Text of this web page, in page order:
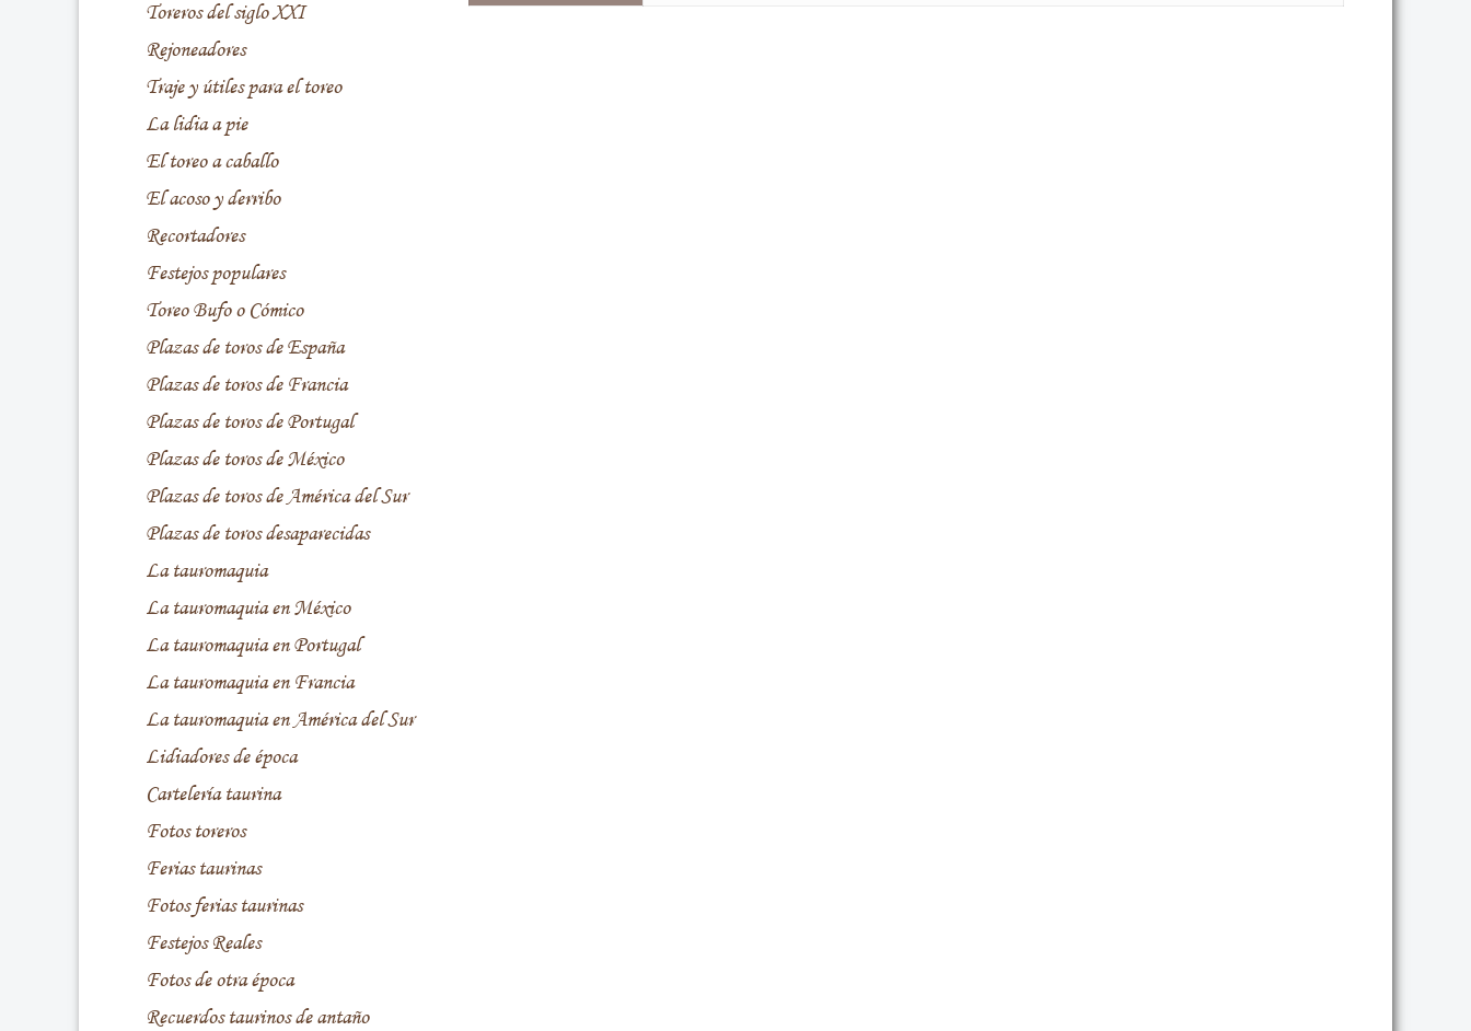
Toreros del siglo XXI
Rejoneadores
Traje y útiles para el toreo
La lidia a pie
El toreo a caballo
El acoso y derribo
Recortadores
Festejos populares
Toreo Bufo o Cómico
Plazas de toros de España
Plazas de toros de Francia
Plazas de toros de Portugal
Plazas de toros de México
Plazas de toros de América del Sur
Plazas de toros desaparecidas
La tauromaquia
La tauromaquia en México
La tauromaquia en Portugal
La tauromaquia en Francia
La tauromaquia en América del Sur
Lidiadores de época
Cartelería taurina
Fotos toreros
Ferias taurinas
Fotos ferias taurinas
Festejos Reales
Fotos de otra época
Recuerdos taurinos de antaño